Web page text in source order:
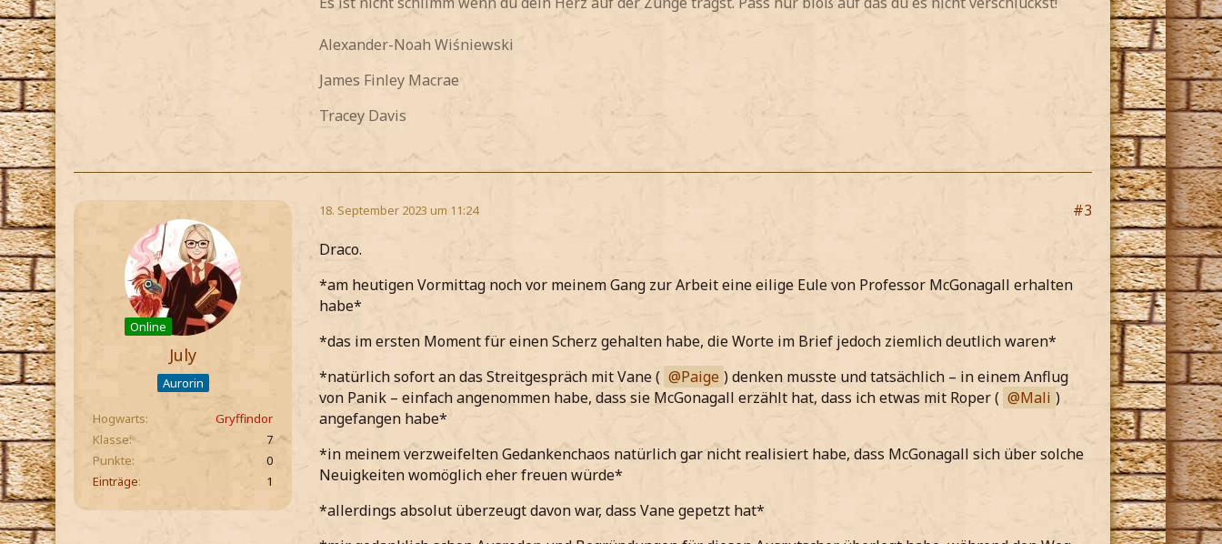
Alexander-Noah Wiśniewski
James Finley Macrae
Tracey Davis
Online
July
Aurorin
Hogwarts
Gryffindor
Klasse
7
Punkte
0
Einträge
1
18. September 2023 um 11:24
#3
Draco.
*am heutigen Vormittag noch vor meinem Gang zur Arbeit eine eilige Eule von Professor McGonagall erhalten
habe*
*das im ersten Moment für einen Scherz gehalten habe, die Worte im Brief jedoch ziemlich deutlich waren*
*natürlich sofort an das Streitgespräch mit Vane (
Paige ) denken musste und tatsächlich – in einem Anflug
von Panik – einfach angenommen habe, dass sie McGonagall erzählt hat, dass ich etwas mit Roper (
Mali )
angefangen habe*
*in meinem verzweifelten Gedankenchaos natürlich gar nicht realisiert habe, dass McGonagall sich über solche
Neuigkeiten womöglich eher freuen würde*
*allerdings absolut überzeugt davon war, dass Vane gepetzt hat*